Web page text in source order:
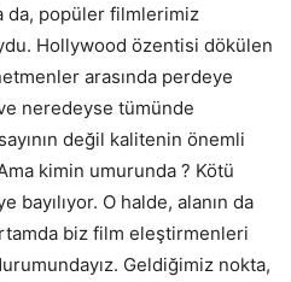
da, popüler filmlerimiz
Hollywood özentisi dökülen
arasında perdeye
neredeyse tümünde
değil kalitenin önemli
kimin umurunda ? Kötü
O halde, alanın da
biz film eleştirmenleri
Geldiğimiz nokta,